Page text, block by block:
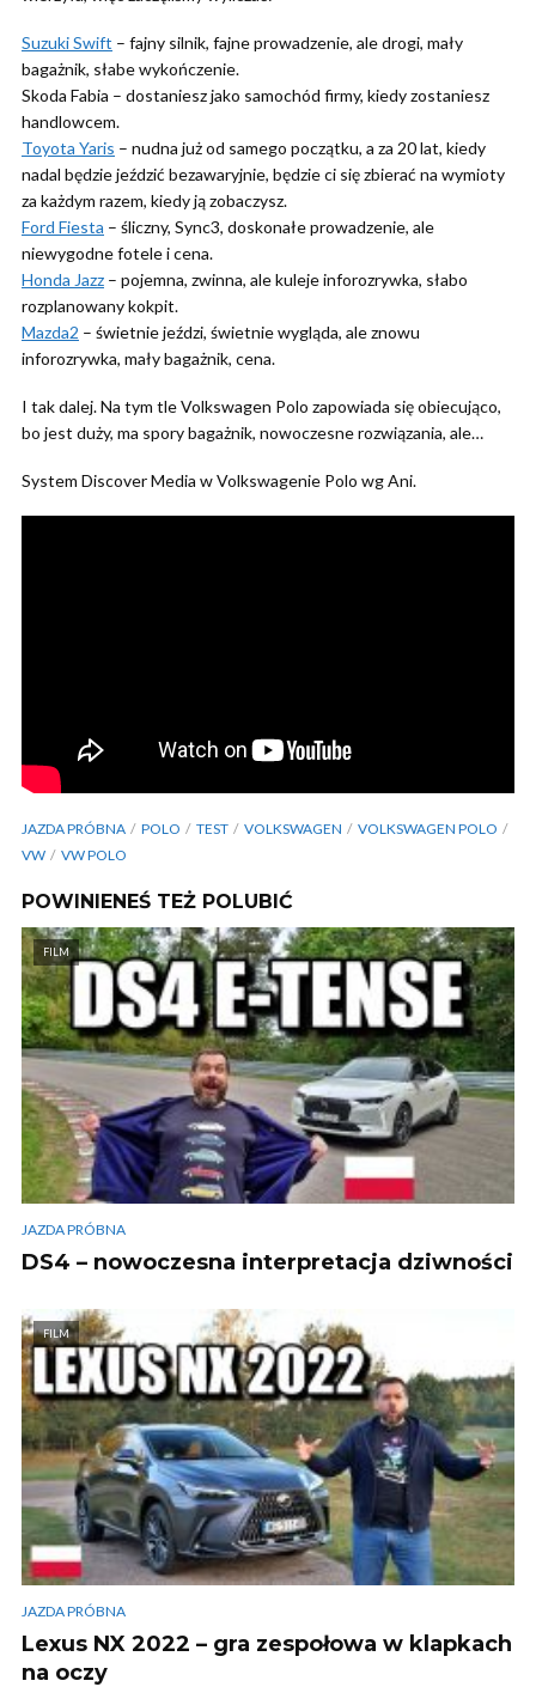
Suzuki Swift – fajny silnik, fajne prowadzenie, ale drogi, mały
bagażnik, słabe wykończenie.
Skoda Fabia – dostaniesz jako samochód firmy, kiedy zostaniesz
handlowcem.
Toyota Yaris – nudna już od samego początku, a za 20 lat, kiedy
nadal będzie jeździć bezawaryjnie, będzie ci się zbierać na wymioty
za każdym razem, kiedy ją zobaczysz.
Ford Fiesta – śliczny, Sync3, doskonałe prowadzenie, ale
niewygodne fotele i cena.
Honda Jazz – pojemna, zwinna, ale kuleje inforozrywka, słabo
rozplanowany kokpit.
Mazda2 – świetnie jeździ, świetnie wygląda, ale znowu
inforozrywka, mały bagażnik, cena.
I tak dalej. Na tym tle Volkswagen Polo zapowiada się obiecująco,
bo jest duży, ma spory bagażnik, nowoczesne rozwiązania, ale…
System Discover Media w Volkswagenie Polo wg Ani.
JAZDA PRÓBNA POLO TEST VOLKSWAGEN
VOLKSWAGEN POLO
VW
VW POLO
POWINIENEŚ TEŻ POLUBIĆ
FILM
JAZDA PRÓBNA
DS4 – nowoczesna interpretacja dziwności
FILM
JAZDA PRÓBNA
Lexus NX 2022 – gra zespołowa w klapkach
na oczy